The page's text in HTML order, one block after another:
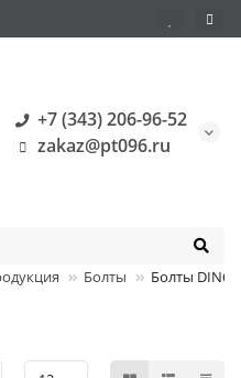
+7 (343) 206-96-52
zakaz@pt096.ru
Болты Болты